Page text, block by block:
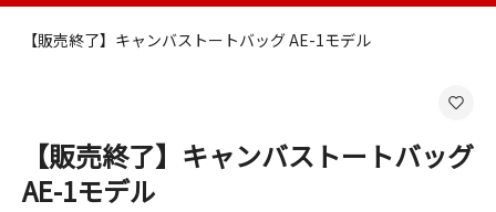
【販売終了】キャンバストートバッグ AE-1モデル
【販売終了】キャンバストートバッグ
AE-1モデル